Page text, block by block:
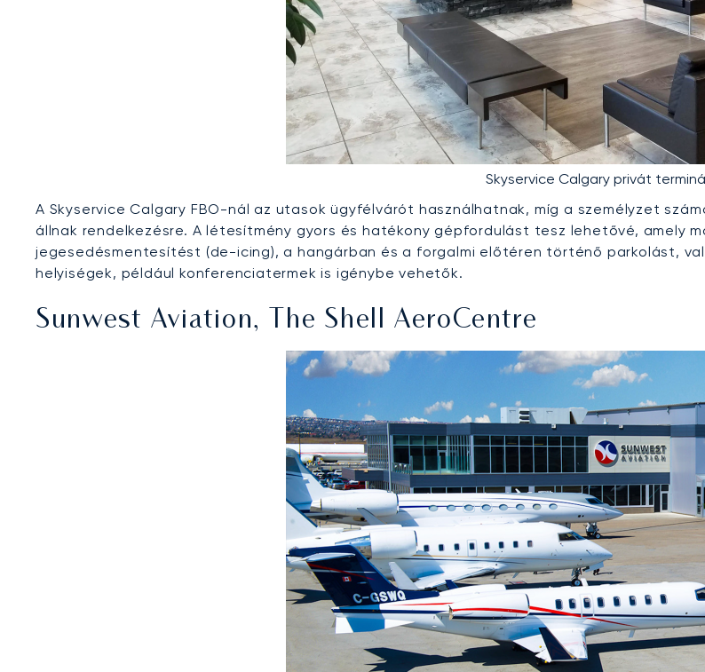
Skyservice Calgary privát
A Skyservice Calgary FBO-nál az utasok ügyfélvárót használhatnak, míg a személyzet
állnak rendelkezésre. A létesítmény gyors és hatékony gépfordulást tesz lehetővé, amely
jegesedésmentesítést (de-icing), a hangárban és a forgalmi előtéren történő parkolást,
helyiségek, például konferenciatermek is igénybe vehetők.
Sunwest Aviation, The Shell AeroCentre